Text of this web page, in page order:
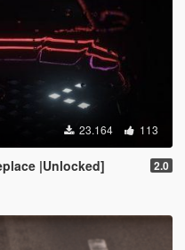
23.164 113
|Unlocked] 2.0